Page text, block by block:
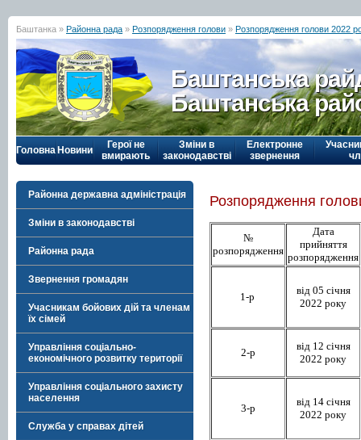
Баштанка » Районна рада » Розпорядження голови » Розпорядження голови 2022
Баштанська
Баштанська
Головна Новини
Герої не
вмирають
Зміни в
законодавстві
Електронне
звернення
Районна державна адміністрація
Зміни в законодавстві
Районна рада
Звернення громадян
Учасникам бойових дій та членам
їх сімей
Управління соціально-
економічного розвитку території
Управління соціального захисту
населення
Служба у справах дітей
Розпорядження
№
розпорядження
Дата
прийняття
розпорядження
1-р
від 05 січня
2022 року
2-р
від 12 січня
2022 року
3-р
від 14 січня
2022 року